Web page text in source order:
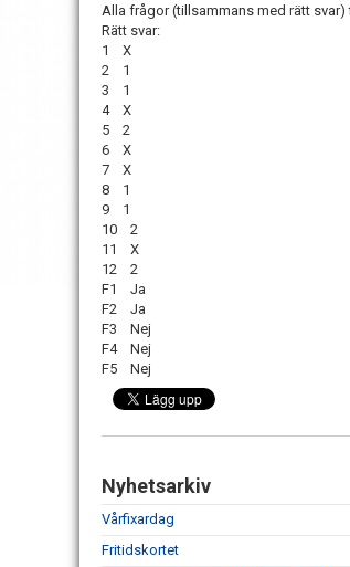
Alla frågor (tillsammans med rätt svar)
Rätt svar:
1 X
2 1
3 1
4 X
5 2
6 X
7 X
8 1
9 1
10 2
11 X
12 2
F1 Ja
F2 Ja
F3 Nej
F4 Nej
F5 Nej
Nyhetsarkiv
Vårfixardag
Fritidskortet